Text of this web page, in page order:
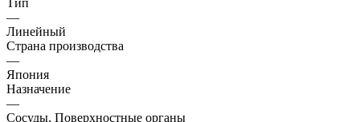
—
Линейный
Страна производства
—
Япония
Назначение
—
Сосуды, Поверхностные органы